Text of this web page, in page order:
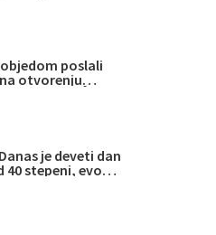
poslali
otvorenju
je deveti dan
40 stepeni, evo